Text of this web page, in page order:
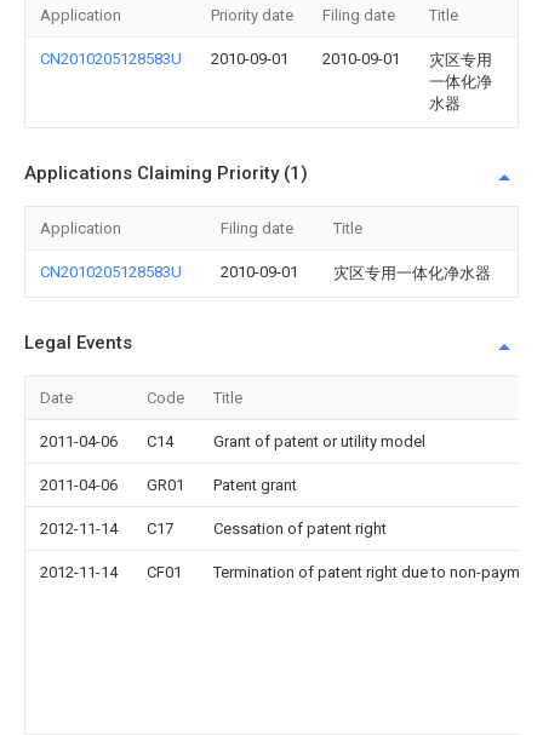
Application Priority date Filing date Title
CN2010205128583U 2010-09-01 2010-09-01
灾区专用
一体化净
水器
Applications Claiming Priority (1)
Application Filing date Title
CN2010205128583U 2010-09-01 灾区专用一体化净水器
Legal Events
Date Code Title
2011-04-06 C14 Grant of patent or utility model
2011-04-06 GR01 Patent grant
2012-11-14 C17 Cessation of patent right
2012-11-14 CF01 Termination of patent right due to non-